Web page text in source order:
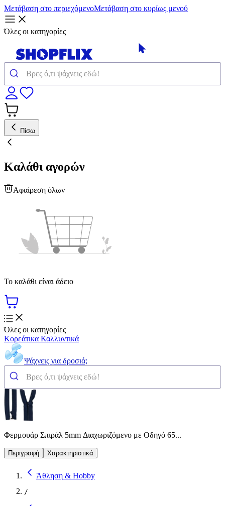
Μετάβαση στο περιεχόμενοΜετάβαση στο κυρίως μενού
Όλες οι κατηγορίες
Πίσω
Καλάθι αγορών
Αφαίρεση όλων
Το καλάθι είναι άδειο
Όλες οι κατηγορίες
Κορεάτικα Καλλυντικά
Ψάχνεις για δροσιά;
Φερμουάρ Σπιράλ 5mm Διαχωριζόμενο με Οδηγό 65...
Περιγραφή Χαρακτηριστικά
Άθληση & Hobby
/